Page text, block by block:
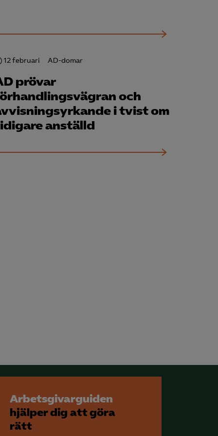
att kunna
12 februari AD-domar
prövar
och
i tvist om
anställd
Arbetsgivarguiden
hjälper dig att göra
rätt